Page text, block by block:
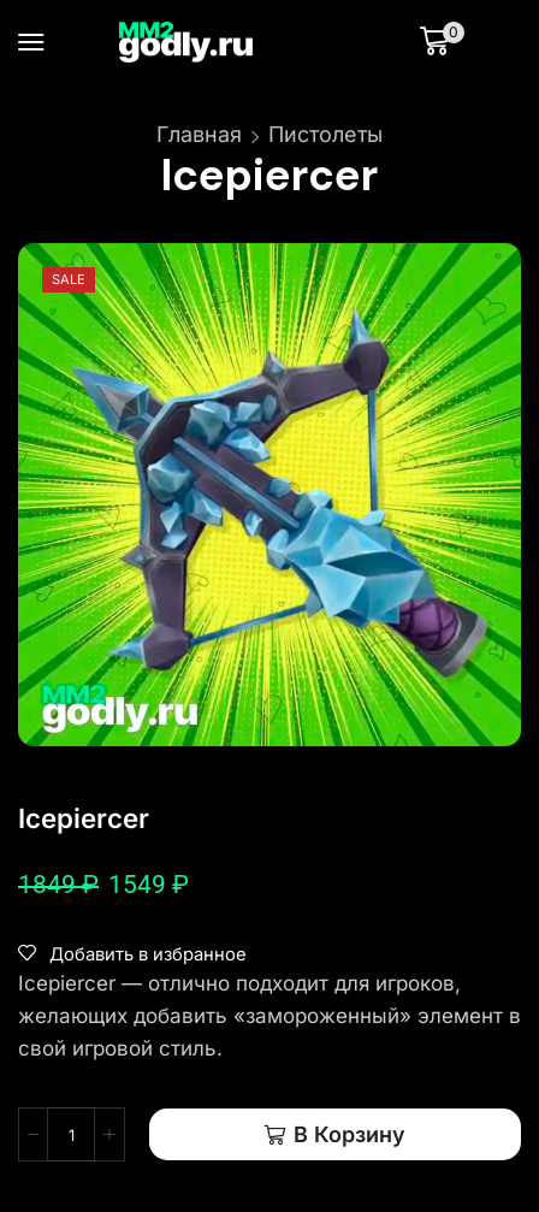
0
Главная Пистолеты
Icepiercer
SALE
Icepiercer
1849₽ 1549 ₽
Добавить в избранное
Icepiercer — отлично подходит для игроков,
желающих добавить «замороженный» элемент в
свой игровой стиль.
В Корзину